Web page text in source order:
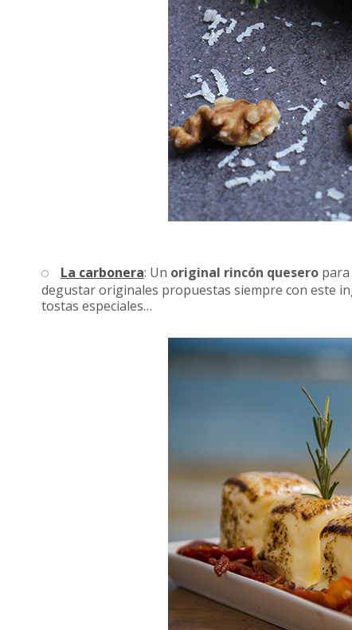
La carbonera: Un original rincón quesero
degustar originales propuestas siempre con este
tostas especiales…